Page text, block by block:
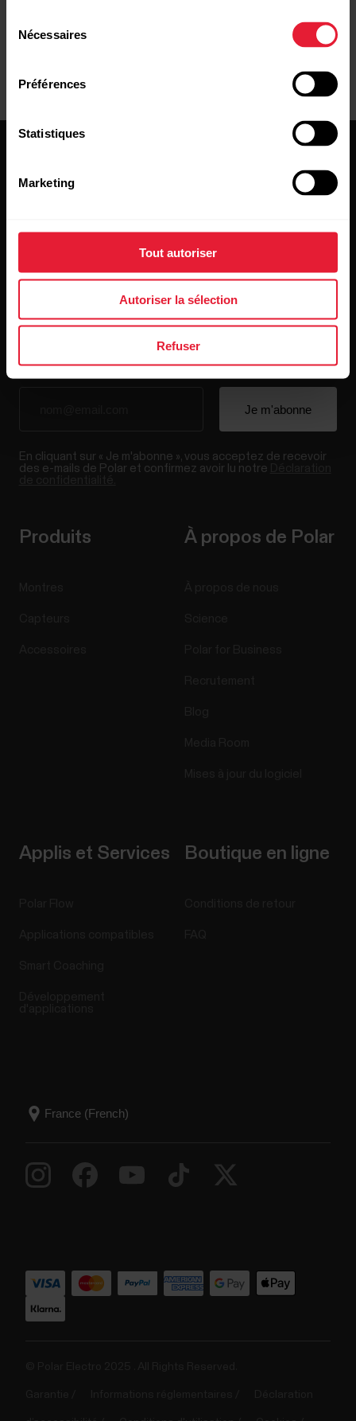
Nécessaires
Préférences
Statistiques
Marketing
Tout autoriser
Autoriser la sélection
Refuser
Restez au courant !
Inscrivez-vous à notre newsletter bimensuelle pour
recevoir nos actualités directement dans votre boîte mail.
En cliquant sur « Je m'abonne », vous acceptez de recevoir
des e-mails de Polar et confirmez avoir lu notre
Produits À propos de Polar
Applis et Services Boutique en ligne